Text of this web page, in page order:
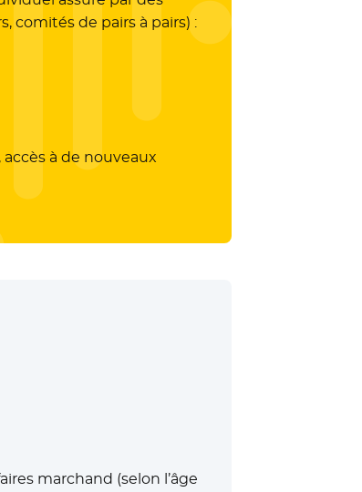
comités de pairs à pairs) :
à de nouveaux
marchand (selon l’âge